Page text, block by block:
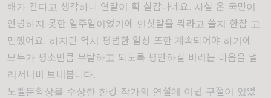
해가 간다고 생각하니 연말이 확 실감나네요. 사실 온 국민이
안녕하지 못한 일주일이었기에 인삿말을 뭐라고 쓸지 한참 고
민했어요. 하지만 역시 평범한 일상 또한 계속되어야 하기에
모두가 평소만큼 무탈하고 되도록 평안하길 바라는 마음을 멀
리서나마 보내봅니다.
노벨문학상을 수상한 한강 작가의 연설에 이런 구절이 있었